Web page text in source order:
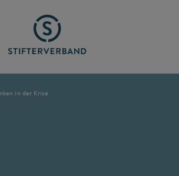
in der Krise